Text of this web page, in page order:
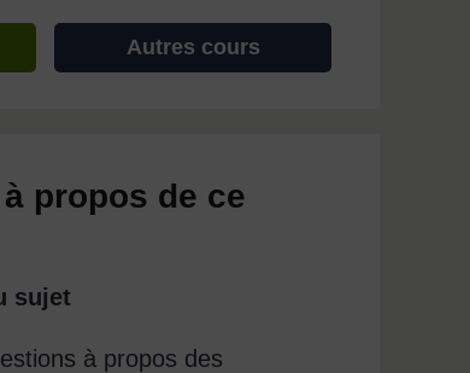
Autres cours
propos de ce
sujet
à propos des